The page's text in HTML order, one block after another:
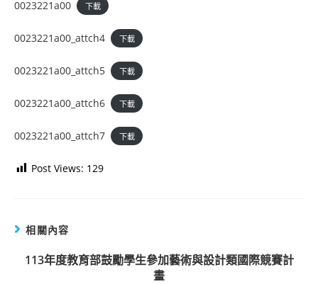
0023221a00 下載
0023221a00_attch4 下載
0023221a00_attch5 下載
0023221a00_attch6 下載
0023221a00_attch7 下載
Post Views: 129
相關內容
113年度教育部鼓勵學生參加藝術與設計類國際競賽計
畫